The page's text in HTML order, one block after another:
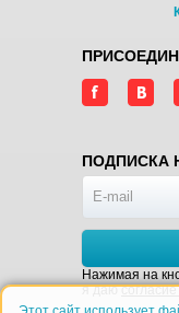
ПОДПИСКА
Нажимая на
я даю